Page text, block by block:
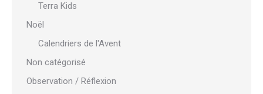
Terra Kids
Noël
Calendriers de l'Avent
Non catégorisé
Observation / Réflexion